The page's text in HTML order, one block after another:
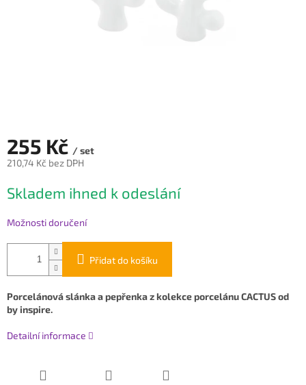
255 Kč / set
210,74 Kč bez DPH
cena:
Skladem ihned k odeslání
Možnosti doručení
Přidat do košíku
Porcelánová slánka a pepřenka z kolekce porcelánu CACTUS od
by inspire.
Detailní informace